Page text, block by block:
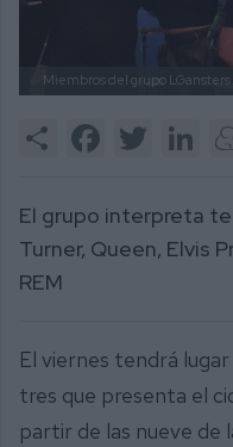
Miembros del grupo LGansters.
Share FacebookTwitter
El grupo interpreta
Turner, Queen, Elvis
REM
El viernes tendrá
tres que presenta el
partir de las nueve de